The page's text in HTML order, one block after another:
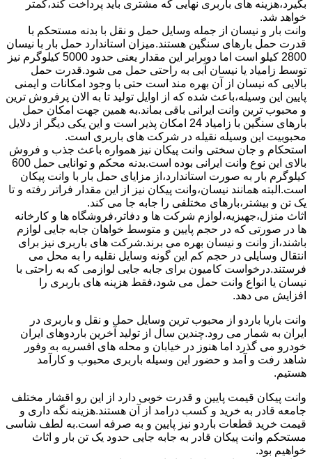
بگیرد،هزینه های باربری نهایی که مشتری باید پرداخت کند،کمتر
خواهد شد.
وانت بار و نیسان از جمله وسایل حمل و نقل با بدنه مستحکم با
قدرت حمل بارهای سنگین هستند.میزان استاندارد حمل بار با نیسان
2800 کیلو است اما دوبرابر این مقدار یعنی حدود 5000 کیلوگرم نیز
توسط زامیاد یا نیسان آبی به راحتی حمل می شود.قدرت حمل
بالایی که نیسان از آن بهره مند است حتی با وجود امکانات و ایمنی
پایین این وسیله،باعث شده که از اوایل تولید تا به الان پرفروش ترین
و محبوب ترین وانت ایرانی باقی بماند.به همین جهت امکان حمل
بارهای سنگین با زامیاد 24 امکان پذیر است و این یکی دیگر از دلایل
محبوبیت این وسیله نقیله در شرکت های باربری است.
استحکام و جان سختی وانت پیکان نیز همواره باعث جذب و فروش
بالای این نوع وانت ایرانی بوده است.بدنه محکم و توانایی حمل 600
کیلوگرم بار به صورت استاندارد،از مزایای حمل بار با وانت پیکان
است.البته همانند نیسان،وانت پیکان نیز از این مقدار فراتر رفته و تا
یک تن و بیشتر،بارهای مختلفی را جابه جا می کند.
اثاث منزل،جهیزیه،لوازم شرکت ها و دفاتر،فروشگاه ها و کارخانه
ها در صورتی که در حجم پایین و متوسط خواهان جابه جایی لوازم
باشند،از وانت و نیسان بهره می برند.شرکت های باربری نیز برای
انتقال وسایلی در حجم کم این گونه وسایل نقلیه را به محل می
فرستند.درخواست کامیون برای جابه جایی لوازمی که به راحتی با
نیسان یا انواع وانت حمل می شود،فقط هزینه های باربری را
افزایش می دهد.
وانت باریا باردو از محبوب ترین وسایل حمل و نقل و باربری در
ایران به شمار می رود.چندین سال از تولید آخرین باردوهای ایران
خودرو می گذرد اما هنوز در خیابان و محله های افسریه به وفور
شاهد رفت و آمد و حضور این وسیله باربری محبوب و کارآمد
هستیم.
وانت پیکان قیمت پایین و قدرت خوبی دارد از این رو اقشار مختلف
جامعه قادر به خرید و کسب درامد از آن هستند.هزینه نگه داری و
قیمت خرید قطعات باردو نیز پایین و به صرفه است.به لطف شاسی
مستحکم وانت پیکان قادر به جابه جایی حدود یک تن بار و اثاث
خواهیم بود.